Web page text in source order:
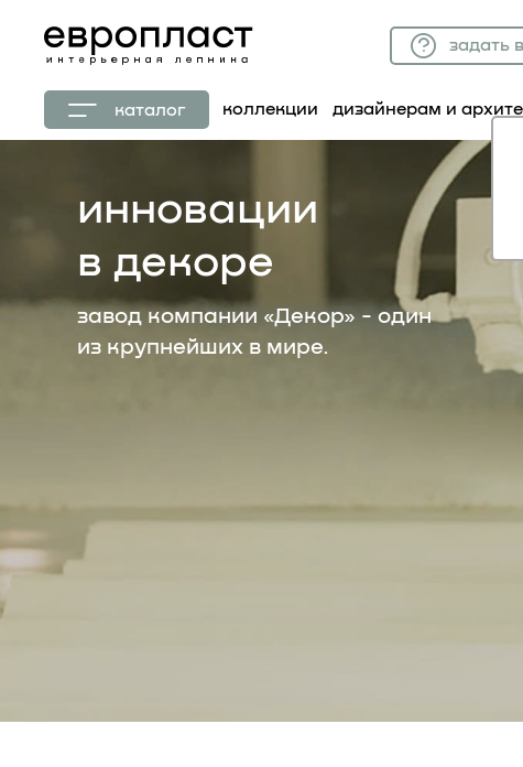
задать
каталог коллекции дизайнерам и
инновации
в декоре
завод компании «Декор» - один
из крупнейших в мире.